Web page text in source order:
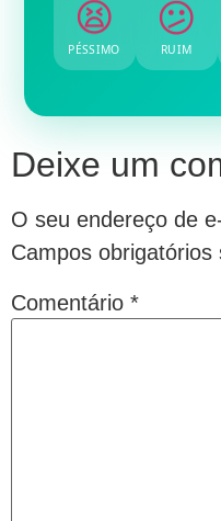
😫
PÉSSIMO
😕
RUIM
Deixe um
O seu endereço de
Campos
Comentário *